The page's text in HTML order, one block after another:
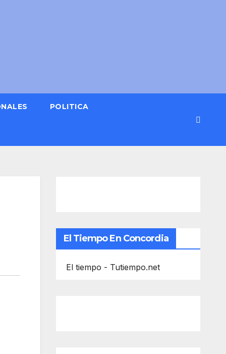
POLITICA
El Tiempo En Concordia
El tiempo - Tutiempo.net